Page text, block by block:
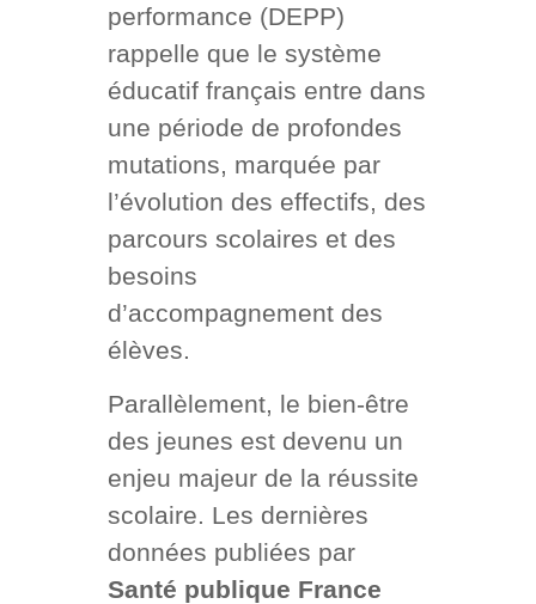
performance (DEPP)
rappelle que le système
éducatif français entre dans
une période de profondes
mutations, marquée par
l’évolution des effectifs, des
parcours scolaires et des
besoins
d’accompagnement des
élèves.
Parallèlement, le bien-être
des jeunes est devenu un
enjeu majeur de la réussite
scolaire. Les dernières
données publiées par
Santé publique France